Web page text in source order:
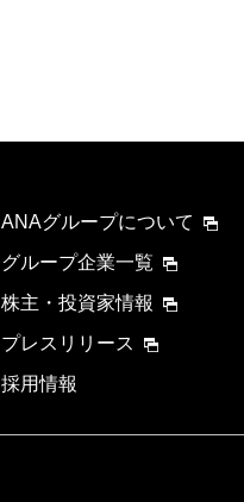
ANAグループについて
グループ企業一覧
株主・投資家情報
プレスリリース
採用情報